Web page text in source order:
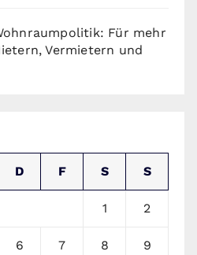
Für mehr
Vermietern und
D F S S
1 2
6 7 8 9